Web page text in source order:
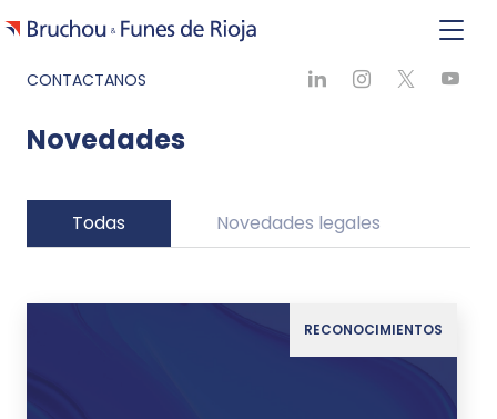
CONTACTANOS
Novedades
Todas Novedades legales
RECONOCIMIENTOS